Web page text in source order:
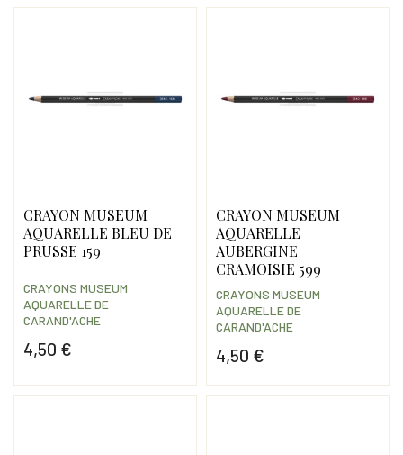
CRAYON MUSEUM
AQUARELLE BLEU DE
PRUSSE 159
4,50 €
CRAYONS MUSEUM
AQUARELLE DE
CARAND'ACHE
CRAYON MUSEUM
AQUARELLE
AUBERGINE
CRAMOISIE 599
4,50 €
CRAYONS MUSEUM
AQUARELLE DE
CARAND'ACHE